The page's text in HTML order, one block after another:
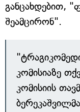
განცახდებით,
შეამცირონ".
კომისიაზე
კომისიის